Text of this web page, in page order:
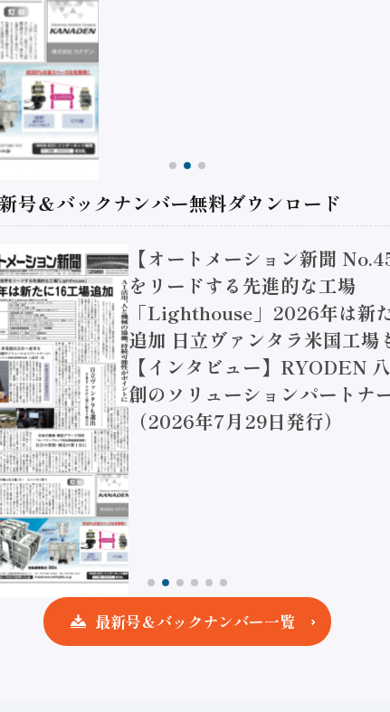
号＆バックナンバー無料ダウンロード
【オートメーション新聞
をリードする先進的な工場
「Lighthouse」2026年は新
追加 日立ヴァンタラ米国工場
【インタビュー】RYODEN
創のソリューションパートナ
（2026年7月29日発行）
最新号＆バックナンバー一覧